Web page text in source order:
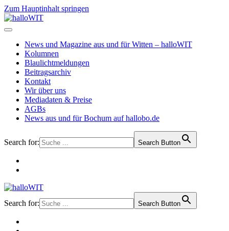
Zum Hauptinhalt springen
News und Magazine aus und für Witten – halloWIT
Kolumnen
Blaulichtmeldungen
Beitragsarchiv
Kontakt
Wir über uns
Mediadaten & Preise
AGBs
News aus und für Bochum auf hallobo.de
Search for: Search Button
Search for: Search Button